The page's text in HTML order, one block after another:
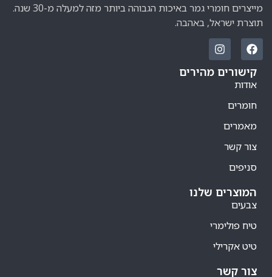
מייצרים חומרי גמר באיכות הגבוהה ביותר מזה למעלה מ-30 שנה.
תוצרת ישראל, באהבה.
קישורים מהירים
אודות
חומרים
מאמרים
צור קשר
סניפים
המוצרים שלנו
צבעים
טיח פולימרי
טיט אקרילי
צור קשר